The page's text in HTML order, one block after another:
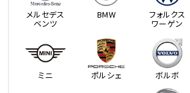
メルセデス
ベンツ
BMW フォルクス
ワーゲン
ミニ ポルシェ ボルボ